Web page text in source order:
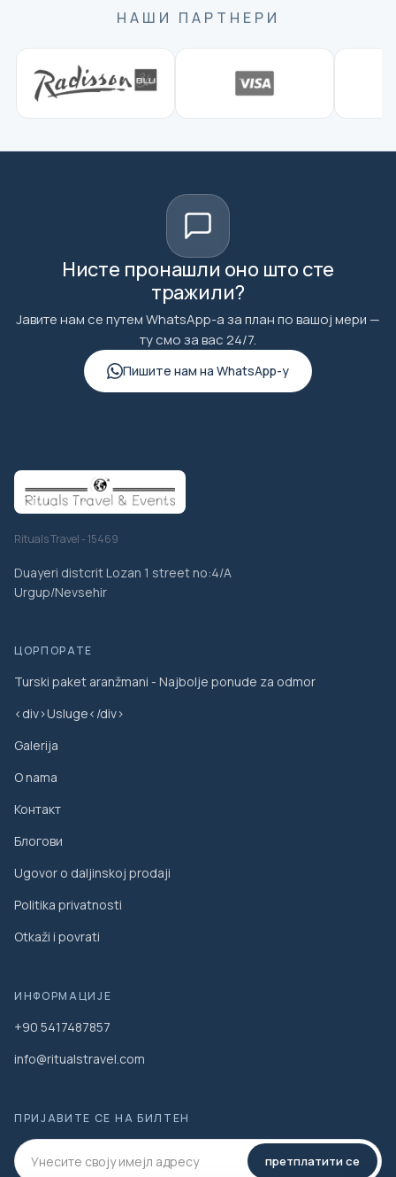
НАШИ ПАРТНЕРИ
Нисте пронашли оно што сте
тражили?
Јавите нам се путем WhatsApp-а за план по вашој мери —
ту смо за вас 24/7.
Пишите нам на WhatsApp-у
Rituals Travel - 15469
Duayeri distcrit Lozan 1 street no:4/A
Urgup/Nevsehir
ЦОРПОРАТЕ
Turski paket aranžmani - Najbolje ponude za odmor
<div>Usluge</div>
Galerija
O nama
Контакт
Блогови
Ugovor o daljinskoj prodaji
Politika privatnosti
Otkaži i povrati
ИНФОРМАЦИЈЕ
+90 5417487857
info@ritualstravel.com
ПРИЈАВИТЕ СЕ НА БИЛТЕН
претплатити се